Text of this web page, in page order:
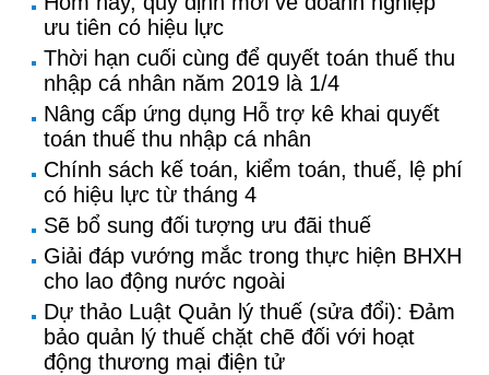
ưu tiên có hiệu lực
Thời hạn cuối cùng để quyết toán thuế thu
nhập cá nhân năm 2019 là 1/4
Nâng cấp ứng dụng Hỗ trợ kê khai quyết
toán thuế thu nhập cá nhân
Chính sách kế toán, kiểm toán, thuế, lệ phí
có hiệu lực từ tháng 4
Sẽ bổ sung đối tượng ưu đãi thuế
Giải đáp vướng mắc trong thực hiện BHXH
cho lao động nước ngoài
Dự thảo Luật Quản lý thuế (sửa đổi): Đảm
bảo quản lý thuế chặt chẽ đối với hoạt
động thương mại điện tử